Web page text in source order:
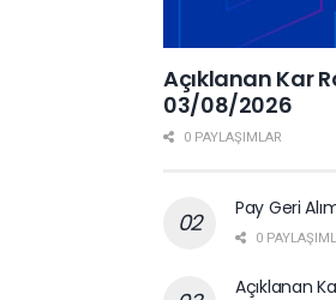
Açıklanan Kar
03/08/2026
0 PAYLAŞIMLAR
Pay Geri
0
Açıklanan